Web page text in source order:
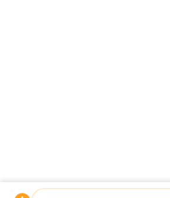
Kebijakan PrivasiCina Kualitas Baik timbangan